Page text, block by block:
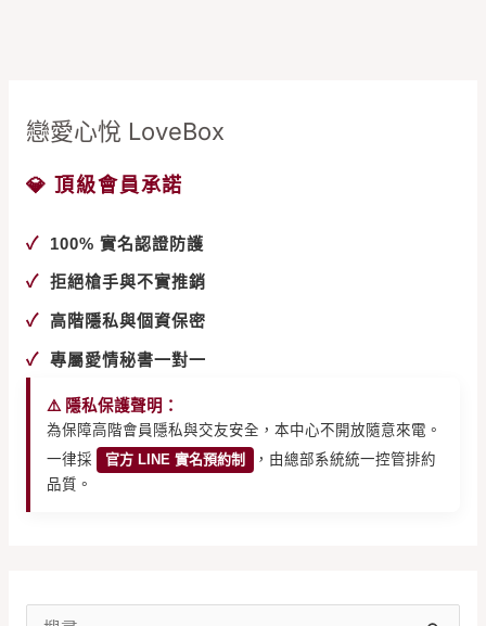
難
忽
你
戀愛心悅 LoveBox
💎 頂級會員承諾
✓ 100% 實名認證防護
✓ 拒絕槍手與不實推銷
✓ 高階隱私與個資保密
✓ 專屬愛情秘書一對一
⚠️ 隱私保護聲明：
為保障高階會員隱私與交友安全，本中心不開放隨意來電。
一律採
官方 LINE 實名預約制
，由總部系統統一控管排約
品質。